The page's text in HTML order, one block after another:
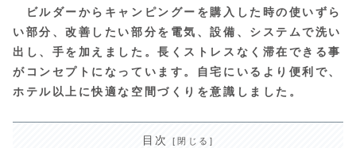
ビルダーからキャンピングーを購入した時の使いずら
い部分、改善したい部分を電気、設備、システムで洗い
出し、手を加えました。長くストレスなく滞在できる事
がコンセプトになっています。自宅にいるより便利で、
ホテル以上に快適な空間づくりを意識しました。
目次